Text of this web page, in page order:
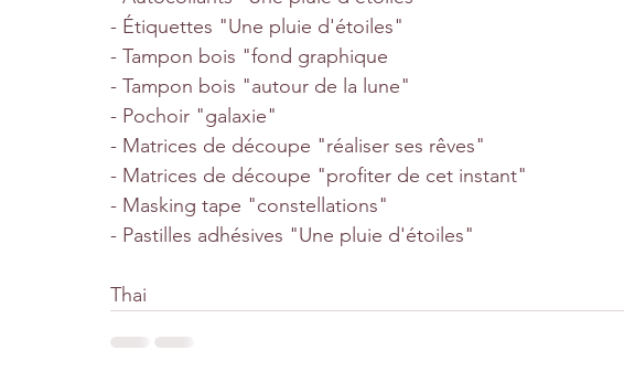
- Étiquettes "Une pluie d'étoiles"
- Tampon bois "fond graphique
- Tampon bois "autour de la lune"
- Pochoir "galaxie"
- Matrices de découpe "réaliser ses rêves"
- Matrices de découpe "profiter de cet instant"
- Masking tape "constellations"
- Pastilles adhésives "Une pluie d'étoiles"
Thai